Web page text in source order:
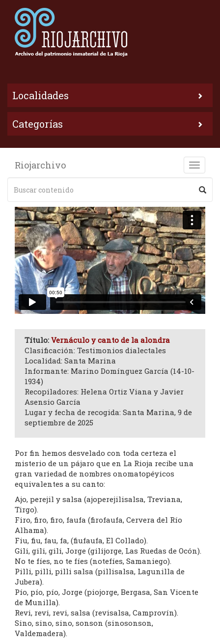
Localidades
Categorías
Toggle
Riojarchivo
Título: Vernáculo y canto de la alondra
Clasificación: Testimonios dialectales
Localidad: Santa Marina
Informante: Marino Domínguez García (14-10-
1934)
Recopiladores: Helena Ortiz Viana y Javier
Asensio García
Lugar y fecha de recogida: Santa Marina, 9 de
septiembre de 2025
Por fin hemos desvelado con toda certeza el
misterio de un pájaro que en La Rioja recibe una
gran variedad de nombres onomatopéyicos
equivalentes a su canto:
Ajo, perejil y salsa (ajoperejilisalsa, Treviana,
Tirgo).
Firo, firo, firo, faufa (firofaufa, Cervera del Río
Alhama).
Fiu, fiu, fau, fa, (fiufaufa, El Collado).
Gili, gili, gili, Jorge (gilijorge, Las Ruedas de Ocón).
No te fíes, no te fíes (notefíes, Samaniego).
Pilli, pilli, pilli salsa (pillisalsa, Lagunilla de
Jubera).
Pío, pío, pío, Jorge (piojorge, Bergasa, San Vicente
de Munilla).
Revi, revi, revi, salsa (revisalsa, Camprovín).
Sino, sino, sino, sonson (sinosonson,
Valdemadera).